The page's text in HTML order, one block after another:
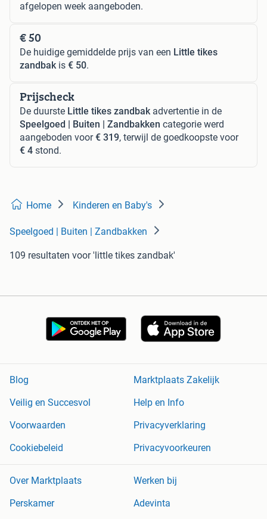
afgelopen week aangeboden.
€ 50
De huidige gemiddelde prijs van een Little tikes
zandbakis € 50.
Prijscheck
De duurste Little tikes zandbakadvertentie in de
Speelgoed | Buiten | Zandbakken categorie werd
aangeboden voor€ 319, terwijl de goedkoopste voor
€ 4 stond.
Home Kinderen en Baby's
Speelgoed | Buiten | Zandbakken
109 resultaten voor 'little tikes zandbak'
Blog
Marktplaats Zakelijk
Veilig en Succesvol
Help en Info
Voorwaarden
Privacyverklaring
Cookiebeleid
Privacyvoorkeuren
Over Marktplaats
Werken bij
Perskamer
Adevinta